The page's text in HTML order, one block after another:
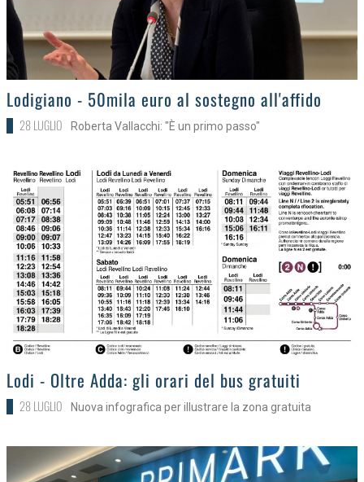
>Lodigiano - 50mila euro al sostegno all'affido
28 LUGLIO Roberta Vallacchi: "È un primo passo"
>Lodi - Oltre Adda: gli orari del bus gratuiti
28 LUGLIO Nuova infografica per illustrare la zona gratuita